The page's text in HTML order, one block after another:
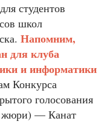
студентов
школ
Напомним,
для клуба
и информатики
Конкурса
голосования
жюри) — Канат